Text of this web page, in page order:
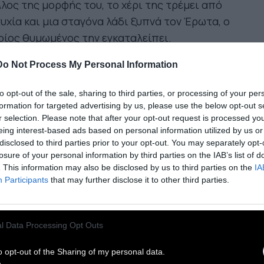
Not Process My Personal Information
opt-out of the sale, sharing to third parties, or processing of your
for targeted advertising by us, please use the below opt-out
selection. Please note that after your opt-out request is processed
interest-based ads based on personal information utilized by us
to third parties prior to your opt-out. You may separately
of your personal information by third parties on the IAB’s list of
This information may also be disclosed by us to third parties on the
Participants that may further disclose it to other third parties.
Data Processing Opt Outs
opt-out of the Sharing of my personal data.
της μορφής του, το χέρι της τρέμει από
και μια σταγόνα λάδι ξυπνά τον Έρωτα, ο
θυμωμένος την εγκαταλείπει.
μύθο ο άνδρας –Έρωτας δεν επιθυμεί να
στην γυναίκα-Ψυχή. Υποστηρίζει το
τη μυστικότητα, το δέος. Η σχέση είναι
καθώς η γυναίκα ευρίσκεται σε υποδεέστερη
Ευάλωτος ο άνδρας στην κοντινότητα,
με τον μύθο, δεν επιθυμεί να τον γνωρίσει
Φοβάται ότι χάνει την δύναμή του αν
τα συναισθήματα και τις σκέψεις του.
την σύντροφό του να υιοθετήσει έμμεσους
επικοινωνίας, αφού απαγορεύει το